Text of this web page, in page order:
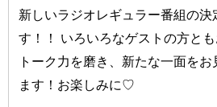
新しいラジオレギュラー番組の
す！！ いろいろなゲストの方とも
トーク力を磨き、新たな一面を
ます！お楽しみに♡